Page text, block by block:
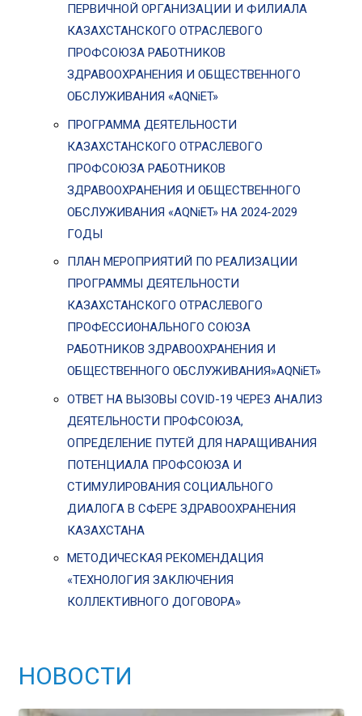
ПЕРВИЧНОЙ ОРГАНИЗАЦИИ И ФИЛИАЛА
КАЗАХСТАНСКОГО ОТРАСЛЕВОГО
ПРОФСОЮЗА РАБОТНИКОВ
ЗДРАВООХРАНЕНИЯ И ОБЩЕСТВЕННОГО
ОБСЛУЖИВАНИЯ «AQNiET»
ПРОГРАММА ДЕЯТЕЛЬНОСТИ
КАЗАХСТАНСКОГО ОТРАСЛЕВОГО
ПРОФСОЮЗА РАБОТНИКОВ
ЗДРАВООХРАНЕНИЯ И ОБЩЕСТВЕННОГО
ОБСЛУЖИВАНИЯ «AQNiET» НА 2024-2029
ГОДЫ
ПЛАН МЕРОПРИЯТИЙ ПО РЕАЛИЗАЦИИ
ПРОГРАММЫ ДЕЯТЕЛЬНОСТИ
КАЗАХСТАНСКОГО ОТРАСЛЕВОГО
ПРОФЕССИОНАЛЬНОГО СОЮЗА
РАБОТНИКОВ ЗДРАВООХРАНЕНИЯ И
ОБЩЕСТВЕННОГО ОБСЛУЖИВАНИЯ»AQNiET»
ОТВЕТ НА ВЫЗОВЫ COVID-19 ЧЕРЕЗ АНАЛИЗ
ДЕЯТЕЛЬНОСТИ ПРОФСОЮЗА,
ОПРЕДЕЛЕНИЕ ПУТЕЙ ДЛЯ НАРАЩИВАНИЯ
ПОТЕНЦИАЛА ПРОФСОЮЗА И
СТИМУЛИРОВАНИЯ СОЦИАЛЬНОГО
ДИАЛОГА В СФЕРЕ ЗДРАВООХРАНЕНИЯ
КАЗАХСТАНА
МЕТОДИЧЕСКАЯ РЕКОМЕНДАЦИЯ
«ТЕХНОЛОГИЯ ЗАКЛЮЧЕНИЯ
КОЛЛЕКТИВНОГО ДОГОВОРА»
НОВОСТИ